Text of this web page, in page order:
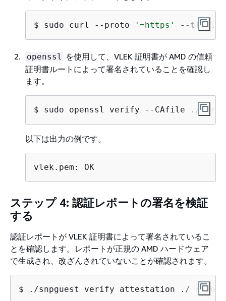
$ sudo curl --proto '=https' --tlsv1.2
openssl を使用して、VLEK 証明書が AMD の信頼
証明書ルートによって署名されていることを確認し
ます。
$ sudo openssl verify --CAfile ./
以下は出力の例です。
vlek.pem: OK
ステップ 4: 認証レポートの署名を検証
する
認証レポートが VLEK 証明書によって署名されているこ
とを確認します。レポートが正規の AMD ハードウェア
で生成され、改ざんされていないことが確認されます。
$ ./snpguest verify attestation ./